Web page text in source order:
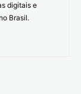
digitais e
Brasil.